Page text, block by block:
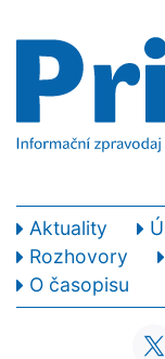
Aktuality
Rozhovory
O časopisu